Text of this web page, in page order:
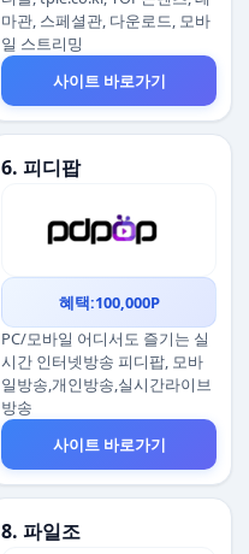
마관, 스페셜관, 다운로드, 모바
일 스트리밍
사이트 바로가기
6. 피디팝
혜택:100,000P
PC/모바일 어디서도 즐기는 실
시간 인터넷방송 피디팝, 모바
일방송,개인방송,실시간라이브
방송
사이트 바로가기
8. 파일조